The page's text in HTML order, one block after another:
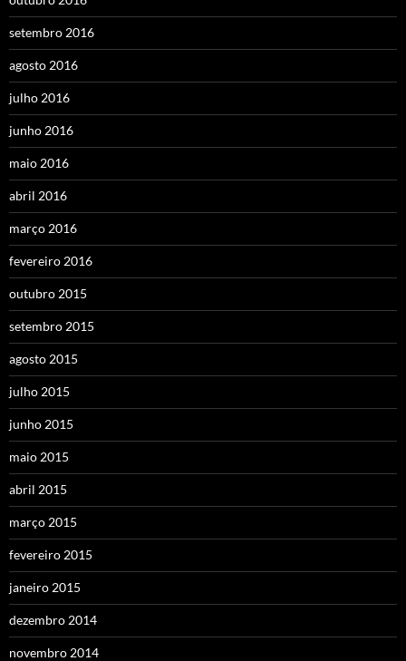
setembro 2016
agosto 2016
julho 2016
junho 2016
maio 2016
abril 2016
março 2016
fevereiro 2016
outubro 2015
setembro 2015
agosto 2015
julho 2015
junho 2015
maio 2015
abril 2015
março 2015
fevereiro 2015
janeiro 2015
dezembro 2014
novembro 2014